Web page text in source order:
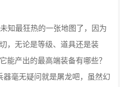
知最狂热的一张地图了，因为
，无论是等级、道具还是装
能产出的最高端装备有哪些？
毫无疑问就是屠龙吧，虽然幻